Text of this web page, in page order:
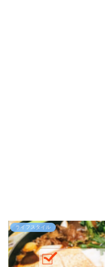
ライフスタイル